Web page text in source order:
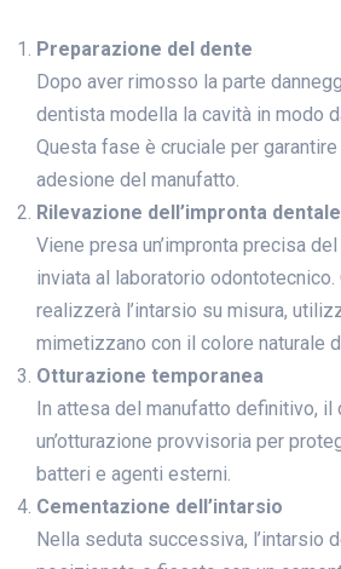
Preparazione del dente
Dopo aver rimosso la parte
dentista modella la cavità in modo
Questa fase è cruciale per
adesione del manufatto.
Rilevazione dell’impronta dentale
Viene presa un’impronta precisa
inviata al laboratorio
realizzerà l’intarsio su misura,
mimetizzano con il colore naturale
Otturazione temporanea
In attesa del manufatto definitivo, il
un’otturazione provvisoria per
batteri e agenti esterni.
Cementazione dell’intarsio
Nella seduta successiva, l’intarsio